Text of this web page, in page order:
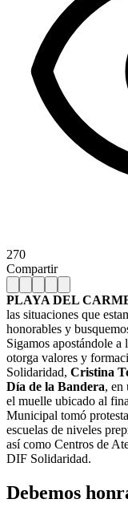
270
Compartir
PLAYA DEL
las situaciones que
honorables y
Sigamos apostándole
otorga valores y
Solidaridad, Cristina
Día de la Bandera, en
el muelle ubicado al
Municipal tomó
escuelas de niveles
así como Centros de
DIF Solidaridad.
Debemos